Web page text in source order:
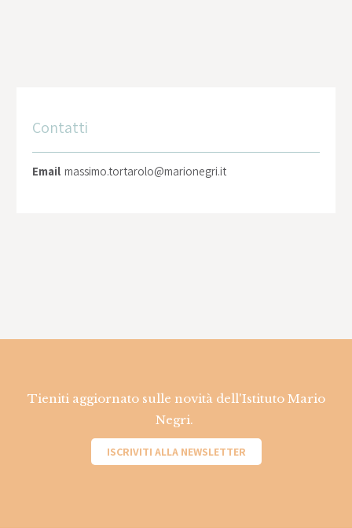
Contatti
Email massimo.tortarolo@marionegri.it
Tieniti aggiornato sulle novità dell'Istituto Mario
Negri.
ISCRIVITI ALLA NEWSLETTER